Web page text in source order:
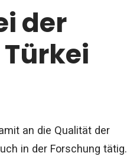
der
an die Qualität der
in der Forschung tätig.